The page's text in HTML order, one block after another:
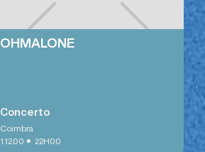
OHMALONE
Concerto
Coimbra
1.12.00 • 22H00